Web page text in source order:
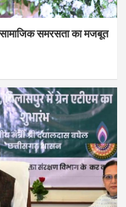
समरसता का मजबूत